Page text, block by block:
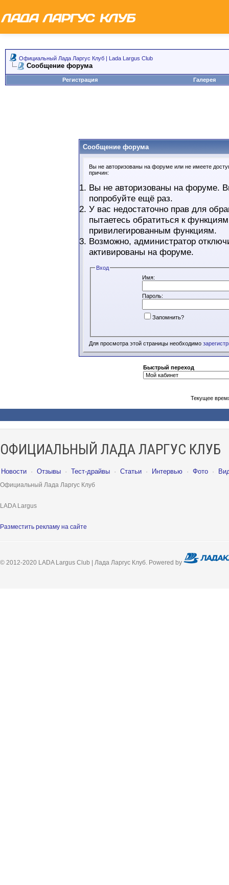
Официальный Лада Ларгус Клуб | Lada Largus Club
Сообщение форума
Регистрация Галерея
Сообщение форума
Вы не авторизованы на форуме или не имеете
причин:
Вы не авторизованы на форуме.
попробуйте ещё раз.
У вас недостаточно прав для
пытаетесь обратиться к
привилегированным функциям.
Возможно, администратор
активированы на форуме.
Вход
Имя:
Пароль:
Запомнить?
Для просмотра этой страницы необходимо
Быстрый переход
Текущее
ОФИЦИАЛЬНЫЙ ЛАДА ЛАРГУС КЛУБ
Новости · Отзывы · Тест-драйвы · Статьи · Интервью · Фото ·
Официальный Лада Ларгус Клуб
LADA Largus
Разместить рекламу на сайте
© 2012-2020 LADA Largus Club | Лада Ларгус Клуб. Powered by